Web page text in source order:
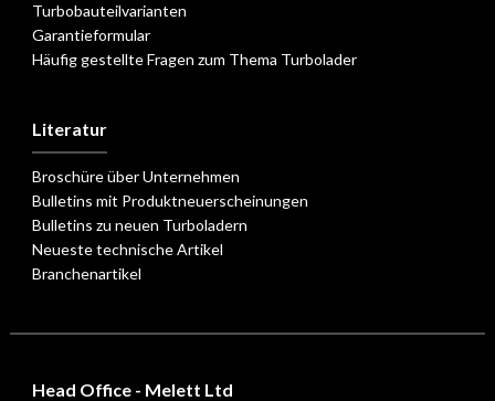
Turbobauteilvarianten
Garantieformular
Häufig gestellte Fragen zum Thema Turbolader
Literatur
Broschüre über Unternehmen
Bulletins mit Produktneuerscheinungen
Bulletins zu neuen Turboladern
Neueste technische Artikel
Branchenartikel
Head Office - Melett Ltd